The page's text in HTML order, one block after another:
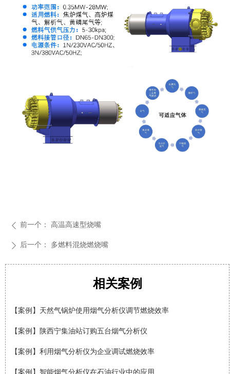
ꄴ 前一个： 高温高速型烧嘴
ꄲ 后一个： 多燃料混烧燃烧嘴
相关案例
【案例】法国索尔曼(Sauermann)烟气分析仪在钢厂的应用
【案例】天然气锅炉使用烟气分析仪调节燃烧效率
【案例】陕西宁集油站订购五台烟气分析仪
【案例】利用烟气分析仪为企业调试燃烧效率
【案例】智能烟气分析仪在石油行业中的应用
【案例】索尔曼烟气分析仪调试啤酒厂锅炉数据